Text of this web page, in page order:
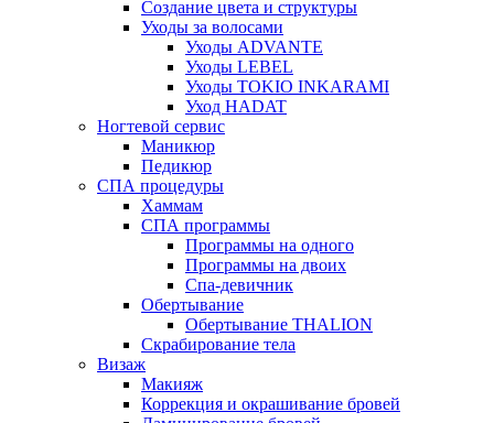
Создание цвета и структуры
Уходы за волосами
Уходы ADVANTE
Уходы LEBEL
Уходы TOKIO INKARAMI
Уход HADAT
Ногтевой сервис
Маникюр
Педикюр
СПА процедуры
Хаммам
СПА программы
Программы на одного
Программы на двоих
Спа-девичник
Обертывание
Обертывание THALION
Скрабирование тела
Визаж
Макияж
Коррекция и окрашивание бровей